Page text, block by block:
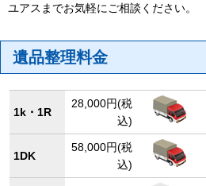
ユアスまでお気軽にご相談ください。
遺品整理料金
1k・1R
28,000円(税
込)
1DK
58,000円(税
込)